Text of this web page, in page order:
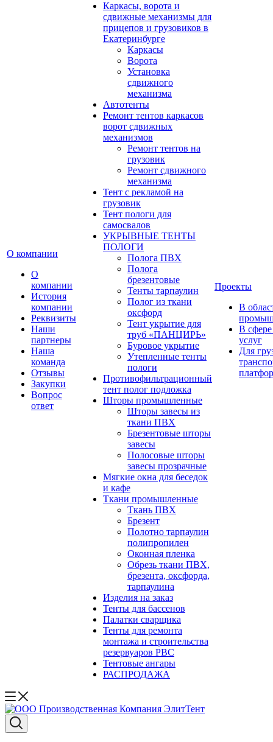
О компании
О
компании
История
компании
Реквизиты
Наши
партнеры
Наша
команда
Отзывы
Закупки
Вопрос
ответ
Каркасы, ворота и
сдвижные механизмы для
прицепов и грузовиков в
Екатеринбурге
Каркасы
Ворота
Установка
сдвижного
механизма
Автотенты
Ремонт тентов каркасов
ворот сдвижных
механизмов
Ремонт тентов на
грузовик
Ремонт сдвижного
механизма
Тент с рекламой на
грузовик
Тент пологи для
самосвалов
УКРЫВНЫЕ ТЕНТЫ
ПОЛОГИ
Полога ПВХ
Полога
брезентовые
Тенты тарпаулин
Полог из ткани
оксфорд
Тент укрытие для
труб «ПАНЦИРЬ»
Буровое укрытие
Утепленные тенты
пологи
Противофильтрационный
тент полог подложка
Шторы промышленные
Шторы завесы из
ткани ПВХ
Брезентовые шторы
завесы
Полосовые шторы
завесы прозрачные
Мягкие окна для беседок
и кафе
Ткани промышленные
Ткань ПВХ
Брезент
Полотно тарпаулин
полипропилен
Оконная пленка
Обрезь ткани ПВХ,
брезента, оксфорда,
тарпаулина
Изделия на заказ
Тенты для бассенов
Палатки сварщика
Тенты для ремонта
монтажа и строительства
резервуаров РВС
Тентовые ангары
РАСПРОДАЖА
Проекты
В
В сфере
услуг
Для